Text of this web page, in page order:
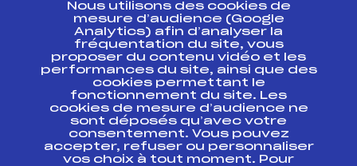
FRA9260
24th KANDAHAR
MASTERS 2012
INTERNATIONAL
MASTERS CUP CAT
A February 10th
2012
FIS
ANAM0261.FFS
CHAMPIONNATS DE
FRANCE MASTER
ANAM0091.FFS
CHAMPIONNATS DE
FRANCE MASTER
FFS
Nous utilisons des cookies de
mesure d’audience (Google
Analytics) afin d’analyser la
fréquentation du site, vous
proposer du contenu vidéo et les
performances du site, ainsi que des
cookies permettant le
fonctionnement du site. Les
cookies de mesure d’audience ne
sont déposés qu’avec votre
consentement. Vous pouvez
accepter, refuser ou personnaliser
vos choix à tout moment. Pour